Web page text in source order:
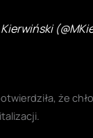
że